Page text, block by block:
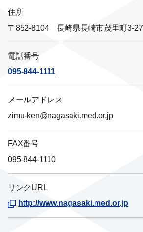
住所
〒852-8104 長崎県長崎市茂里町3-27
電話番号
095-844-1111
メールアドレス
zimu-ken@nagasaki.med.or.jp
FAX番号
095-844-1110
リンクURL
http://www.nagasaki.med.or.jp